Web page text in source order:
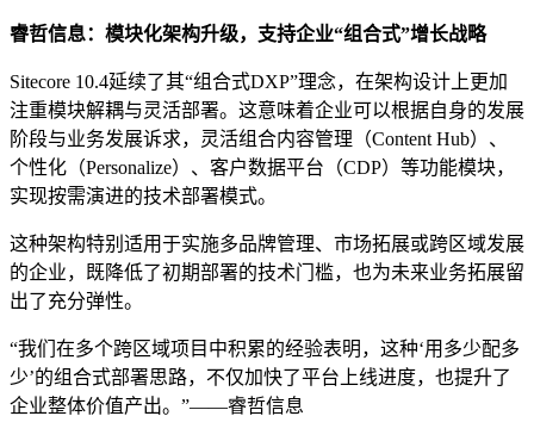
睿哲信息： 模块化架构升级， 支持企业“组合式”增长战略
Sitecore 10.4延续了其“组合式DXP”理念，在架构设计上更加
注重模块解耦与灵活部署。这意味着企业可以根据自身的发展
阶段与业务发展诉求，灵活组合内容管理（Content Hub）、
个性化（Personalize）、客户数据平台（CDP）等功能模块，
实现按需演进的技术部署模式。
这种架构特别适用于实施多品牌管理、市场拓展或跨区域发展
的企业，既降低了初期部署的技术门槛，也为未来业务拓展留
出了充分弹性。
“我们在多个跨区域项目中积累的经验表明，这种‘用多少配多
少’的组合式部署思路，不仅加快了平台上线进度，也提升了
企业整体价值产出。”——睿哲信息